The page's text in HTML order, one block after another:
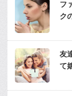
フ
ク
友
て